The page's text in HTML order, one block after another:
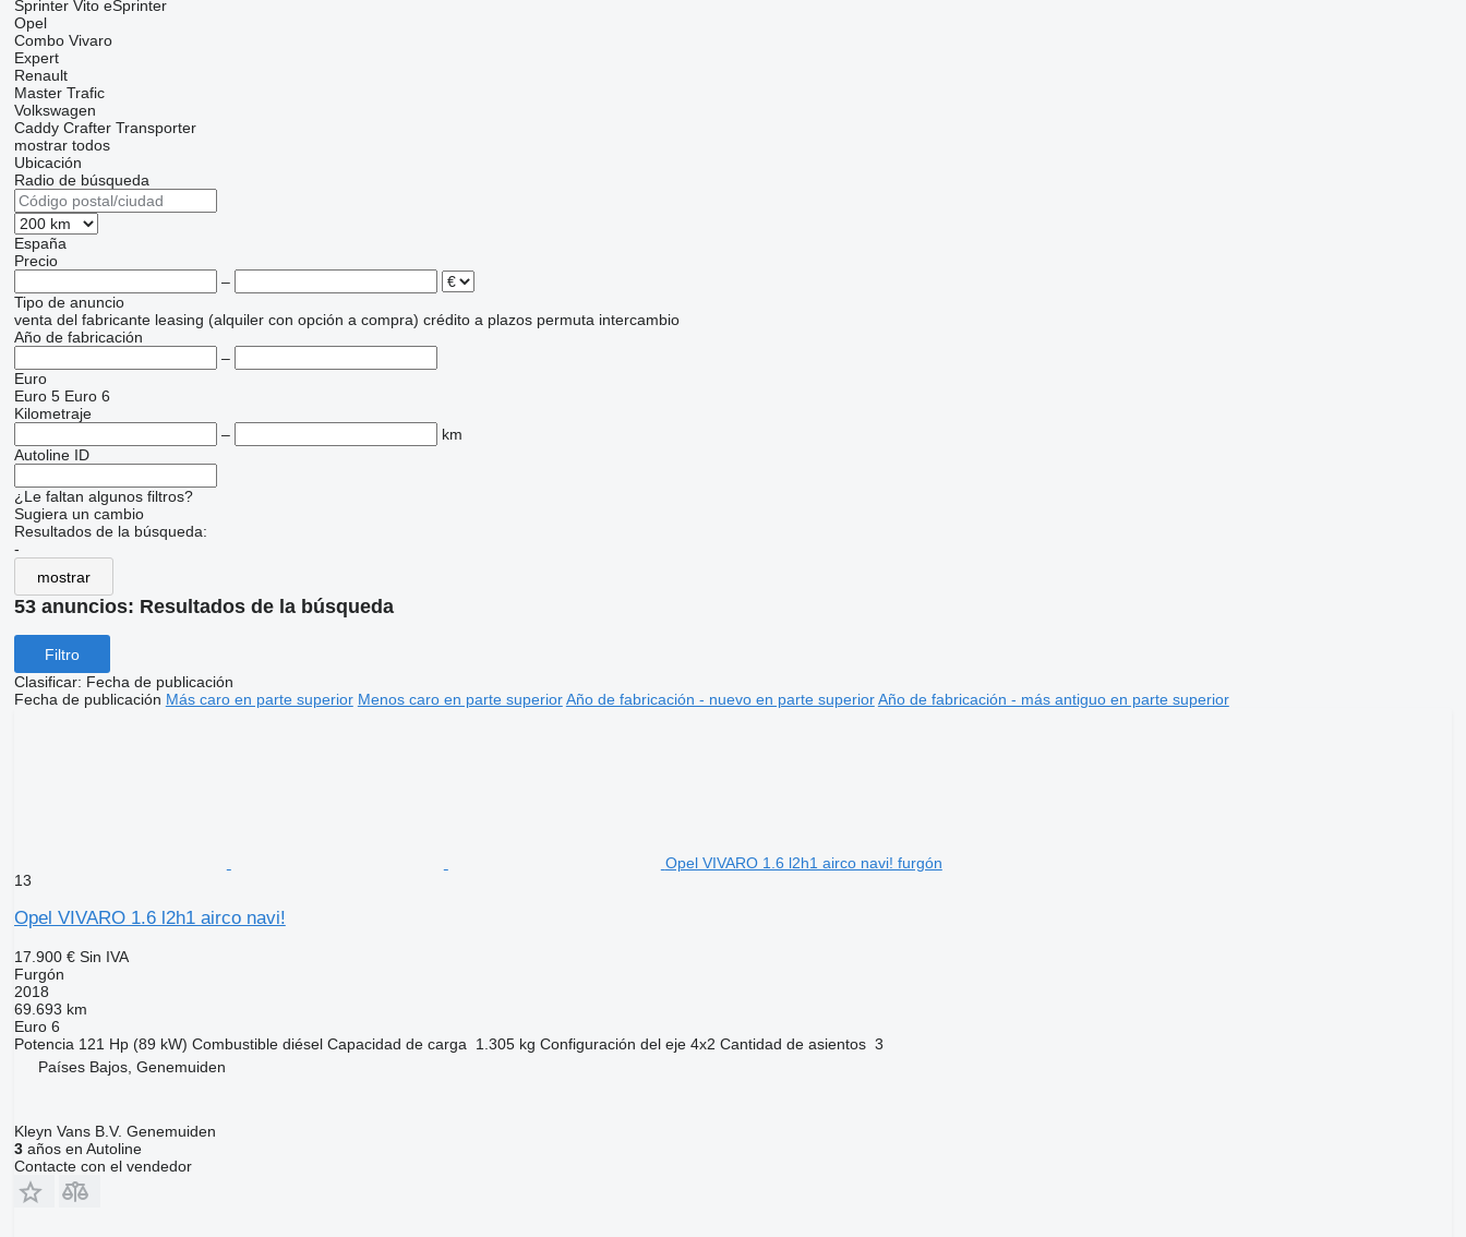
Sprinter Vito eSprinter
Opel
Combo Vivaro
Expert
Renault
Master Trafic
Volkswagen
Caddy Crafter Transporter
mostrar todos
Ubicación
Radio de búsqueda
España
Precio
–
Tipo de anuncio
venta del fabricante leasing (alquiler con opción a compra) crédito a plazos permuta intercambio
Año de fabricación
–
Euro
Euro 5 Euro 6
Kilometraje
–
km
Autoline ID
¿Le faltan algunos filtros?
Sugiera un cambio
Resultados de la búsqueda:
-
mostrar
53 anuncios: Resultados de la búsqueda
Filtro
Clasificar: Fecha de publicación
Fecha de publicación Más caro en parte superior Menos caro en parte superior Año de fabricación - nuevo en parte superior Año de fabricación - más antiguo en parte superior
Opel VIVARO 1.6 l2h1 airco navi! furgón
13
Opel VIVARO 1.6 l2h1 airco navi!
17.900 € Sin IVA
Furgón
2018
69.693 km
Euro 6
Potencia 121 Hp (89 kW) Combustible diésel Capacidad de carga 1.305 kg Configuración del eje 4x2 Cantidad de asientos 3
Países Bajos, Genemuiden
Kleyn Vans B.V. Genemuiden
3años en Autoline
Contacte con el vendedor